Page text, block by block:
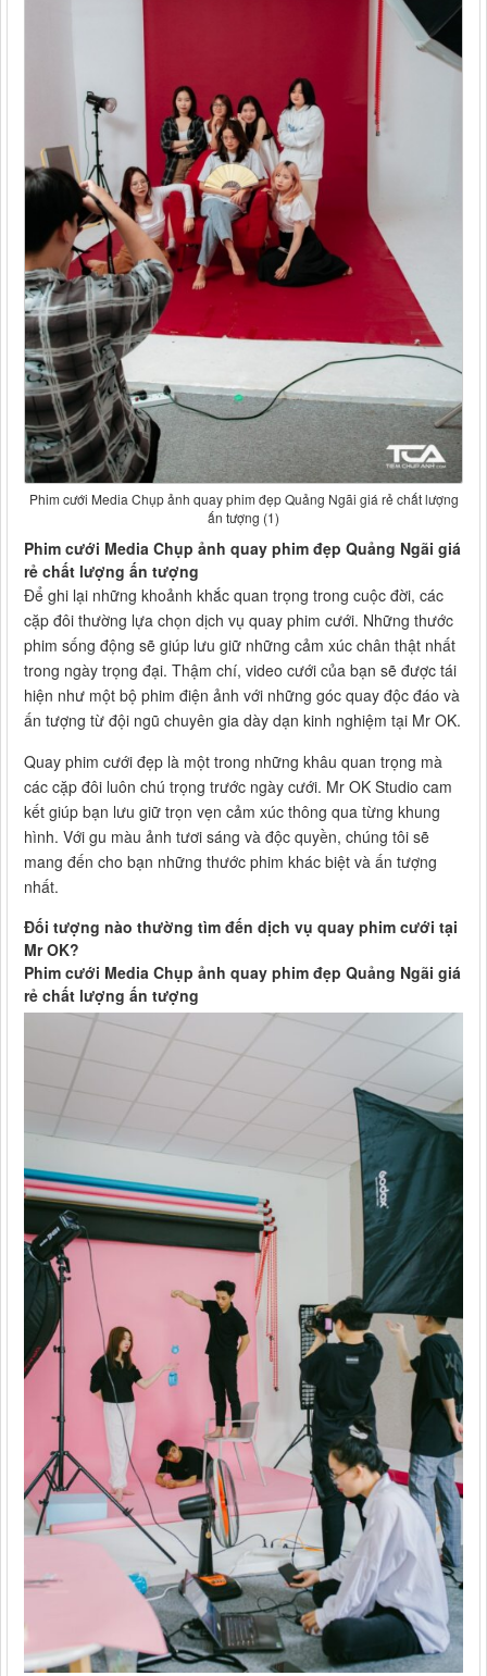
Phim cưới Media Chụp ảnh quay phim đẹp Quảng Ngãi giá rẻ chất lượng
ấn tượng (1)
Phim cưới Media Chụp ảnh quay phim đẹp Quảng Ngãi giá
rẻ chất lượng ấn tượng
Để ghi lại những khoảnh khắc quan trọng trong cuộc đời, các
cặp đôi thường lựa chọn dịch vụ quay phim cưới. Những thước
phim sống động sẽ giúp lưu giữ những cảm xúc chân thật nhất
trong ngày trọng đại. Thậm chí, video cưới của bạn sẽ được tái
hiện như một bộ phim điện ảnh với những góc quay độc đáo và
ấn tượng từ đội ngũ chuyên gia dày dạn kinh nghiệm tại Mr OK.
Quay phim cưới đẹp là một trong những khâu quan trọng mà
các cặp đôi luôn chú trọng trước ngày cưới. Mr OK Studio cam
kết giúp bạn lưu giữ trọn vẹn cảm xúc thông qua từng khung
hình. Với gu màu ảnh tươi sáng và độc quyền, chúng tôi sẽ
mang đến cho bạn những thước phim khác biệt và ấn tượng
nhất.
Đối tượng nào thường tìm đến dịch vụ quay phim cưới tại
Mr OK?
Phim cưới Media Chụp ảnh quay phim đẹp Quảng Ngãi giá
rẻ chất lượng ấn tượng